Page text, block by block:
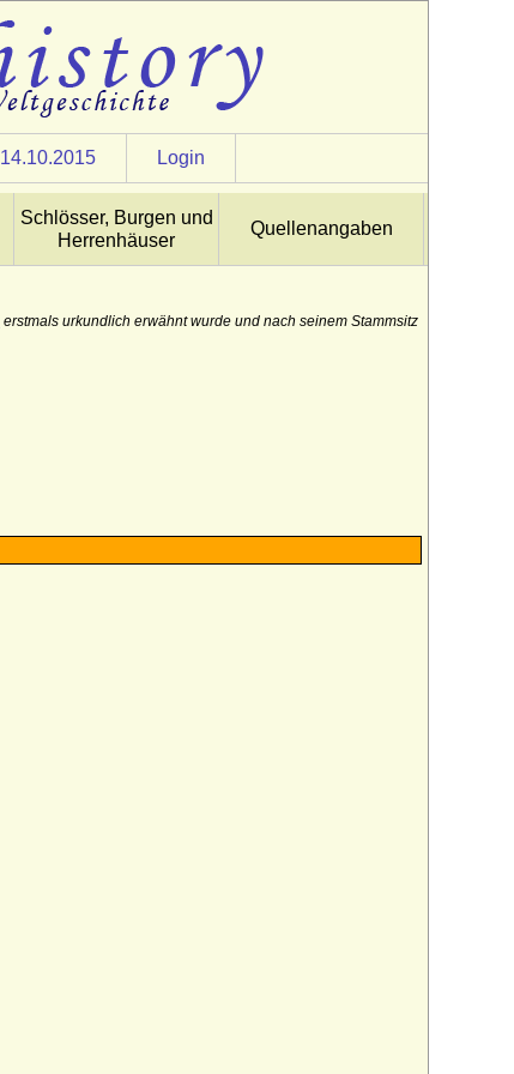
14.10.2015 Login
Schlösser, Burgen und
Herrenhäuser
Quellenangaben
erstmals urkundlich erwähnt wurde und nach seinem Stammsitz